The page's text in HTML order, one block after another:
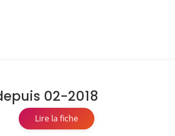
02-2018
Lire la fiche